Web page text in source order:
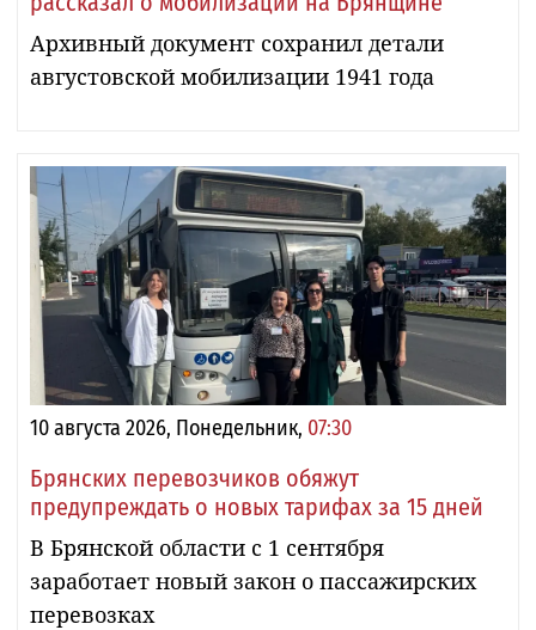
Архивный документ сохранил детали
августовской мобилизации 1941 года
10 августа 2026, Понедельник, 07:30
Брянских перевозчиков обяжут
предупреждать о новых тарифах за 15 дней
В Брянской области с 1 сентября
заработает новый закон о пассажирских
перевозках